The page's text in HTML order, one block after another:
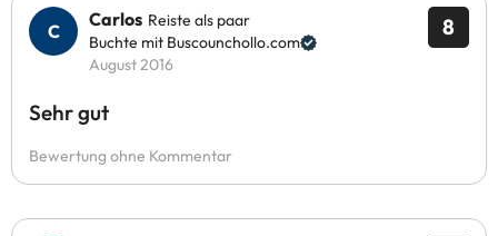
8
Carlos Reiste als paar
Buchte mit Buscounchollo.com
August 2016
Sehr gut
Bewertung ohne Kommentar